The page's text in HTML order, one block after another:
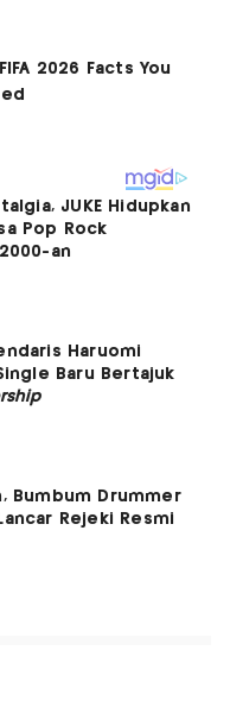
JUKE Hidupkan
Pop Rock
an
Haruomi
Baru Bertajuk
Bumbum Drummer
Rejeki Resmi